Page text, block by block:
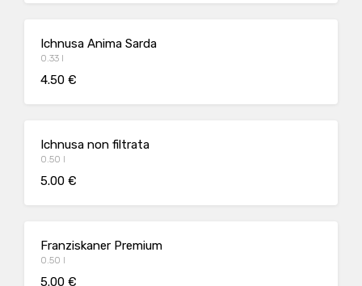
Ichnusa Anima Sarda
0.33 l
4.50 €
Ichnusa non filtrata
0.50 l
5.00 €
Franziskaner Premium
0.50 l
5.00 €